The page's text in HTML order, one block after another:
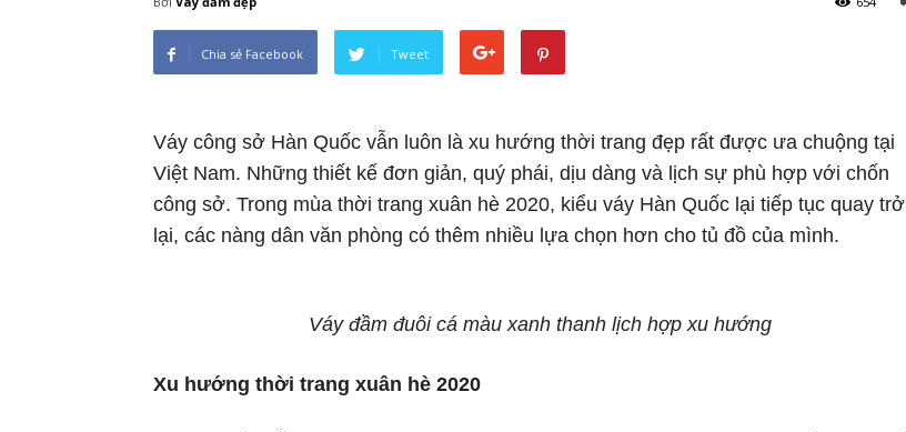
Chia sẻ Facebook Tweet
Váy công sở Hàn Quốc vẫn luôn là xu hướng thời trang đẹp rất được ưa chuộng tại
Việt Nam. Những thiết kế đơn giản, quý phái, dịu dàng và lịch sự phù hợp với chốn
công sở. Trong mùa thời trang xuân hè 2020, kiểu váy Hàn Quốc lại tiếp tục quay trở
lại, các nàng dân văn phòng có thêm nhiều lựa chọn hơn cho tủ đồ của mình.
Váy đầm đuôi cá màu xanh thanh lịch hợp xu hướng
Xu hướng thời trang xuân hè 2020